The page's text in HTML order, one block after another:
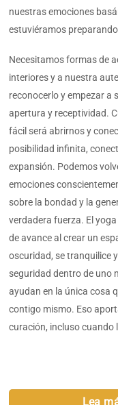
nuestras emociones
estuviéramos
Necesitamos formas de
interiores y a nuestra
reconocerlo y empezar a
apertura y receptividad.
fácil será abrirnos y
posibilidad infinita,
expansión. Podemos
emociones
sobre la bondad y la
verdadera fuerza. El
de avance al crear un
oscuridad, se tranquilice
seguridad dentro de uno
ayudan en la única cosa
contigo mismo. Eso
curación, incluso cuando
Lea